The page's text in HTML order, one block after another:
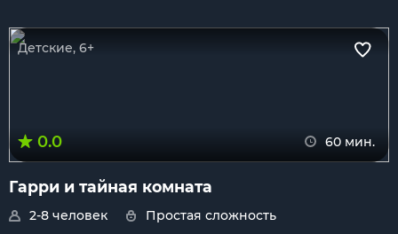
Детские, 6+
0.0 60 мин.
Гарри и тайная комната
2-8 человек
Простая сложность